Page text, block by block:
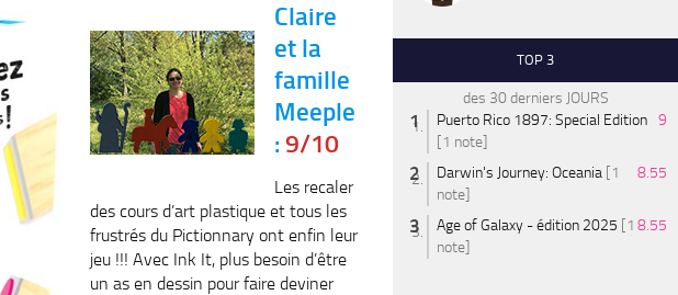
Claire
et la
famille
Meeple
:9/10
Les recaler
des cours d’art plastique et tous les
frustrés du Pictionnary ont enfin leur
jeu !!! Avec Ink It, plus besoin d’être
un as en dessin pour faire deviner
TOP 3
des 30 derniers JOURS
Puerto Rico 1897: Special Edition
[1 note]
9
Darwin's Journey: Oceania [1
note]
8.55
Age of Galaxy - édition 2025 [1
note]
8.55